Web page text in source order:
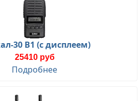
30 В1 (с дисплеем)
25410 руб
Подробнее